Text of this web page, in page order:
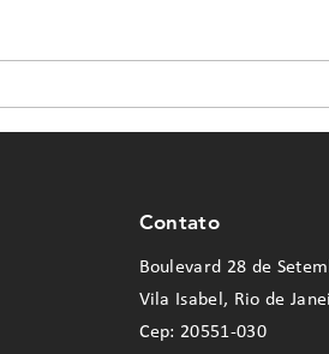
Contato
Boulevard 28 de
Vila Isabel, Rio de
Cep: 20551-030